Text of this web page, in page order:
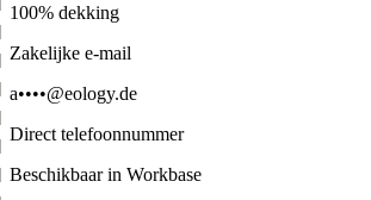
100% dekking
Zakelijke e-mail
a••••@eology.de
Direct telefoonnummer
Beschikbaar in Workbase